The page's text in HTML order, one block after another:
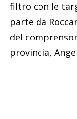
filtro con le
parte da
del
provincia,